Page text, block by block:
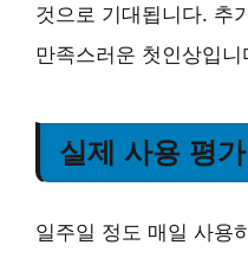
것으로 기대됩니다. 추
만족스러운 첫인상입니
실제 사용 평가
일주일 정도 매일 사용